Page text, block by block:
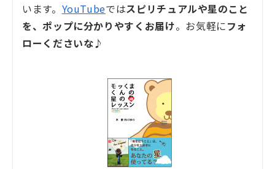
います。 YouTubeではスピリチュアルや星のこと
を、ポップに分かりやすくお届け。お気軽にフォ
ローくださいな♪